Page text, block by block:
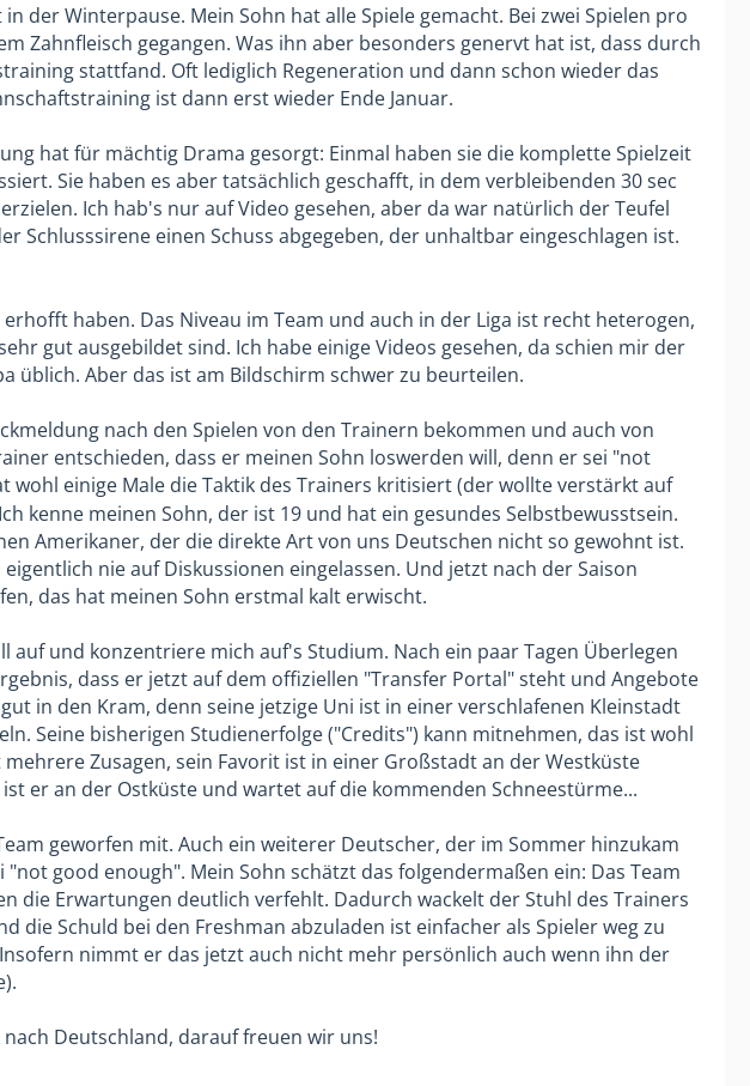
der Winterpause. Mein Sohn hat alle Spiele gemacht. Bei zwei Spielen pro
Zahnfleisch gegangen. Was ihn aber besonders genervt hat ist, dass durch
stattfand. Oft lediglich Regeneration und dann schon wieder das
ist dann erst wieder Ende Januar.
hat für mächtig Drama gesorgt: Einmal haben sie die komplette Spielzeit
Sie haben es aber tatsächlich geschafft, in dem verbleibenden 30 sec
Ich hab's nur auf Video gesehen, aber da war natürlich der Teufel
Schlusssirene einen Schuss abgegeben, der unhaltbar eingeschlagen ist.
haben. Das Niveau im Team und auch in der Liga ist recht heterogen,
gut ausgebildet sind. Ich habe einige Videos gesehen, da schien mir der
üblich. Aber das ist am Bildschirm schwer zu beurteilen.
nach den Spielen von den Trainern bekommen und auch von
entschieden, dass er meinen Sohn loswerden will, denn er sei "not
wohl einige Male die Taktik des Trainers kritisiert (der wollte verstärkt auf
kenne meinen Sohn, der ist 19 und hat ein gesundes Selbstbewusstsein.
Amerikaner, der die direkte Art von uns Deutschen nicht so gewohnt ist.
nie auf Diskussionen eingelassen. Und jetzt nach der Saison
das hat meinen Sohn erstmal kalt erwischt.
auf und konzentriere mich auf's Studium. Nach ein paar Tagen Überlegen
dass er jetzt auf dem offiziellen "Transfer Portal" steht und Angebote
in den Kram, denn seine jetzige Uni ist in einer verschlafenen Kleinstadt
Seine bisherigen Studienerfolge ("Credits") kann mitnehmen, das ist wohl
Zusagen, sein Favorit ist in einer Großstadt an der Westküste
er an der Ostküste und wartet auf die kommenden Schneestürme...
geworfen mit. Auch ein weiterer Deutscher, der im Sommer hinzukam
good enough". Mein Sohn schätzt das folgendermaßen ein: Das Team
die Erwartungen deutlich verfehlt. Dadurch wackelt der Stuhl des Trainers
die Schuld bei den Freshman abzuladen ist einfacher als Spieler weg zu
nimmt er das jetzt auch nicht mehr persönlich auch wenn ihn der
Deutschland, darauf freuen wir uns!